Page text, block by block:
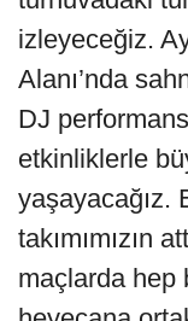
izleyeceğiz.
Alanı’nda
DJ
etkinliklerle
yaşayacağız.
takımımızın
maçlarda hep